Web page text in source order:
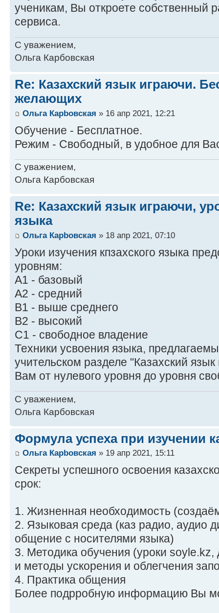
ученикам, Вы откроете собственный
сервиса.
С уважением,
Ольга Карбовская
Re: Казахский язык играючи.
желающих
Ольга Карbовская » 16 апр 2021, 12:21
Обучение - Бесплатное.
Режим - Свободный, в удобное для
С уважением,
Ольга Карбовская
Re: Казахский язык играючи,
языка
Ольга Карbовская » 18 апр 2021, 07:10
Уроки изучения кпзахского языка
уровням:
А1 - базовый
А2 - средний
В1 - выше среднего
В2 - высокий
С1 - свободное владение
Техники усвоения языка,
учительском разделе "Казахский
Вам от нулевого уровня до уровня
С уважением,
Ольга Карбовская
Формула успеха при изучении
Ольга Карbовская » 19 апр 2021, 15:11
Секреты успешного освоения
срок:
1. Жизненная необходимость
2. Языковая среда (каз радио, аудио
общение с носителями языка)
3. Методика обучения (уроки
и методы ускорения и облегчения
4. Практика общения
Более подрробную информацию Вы